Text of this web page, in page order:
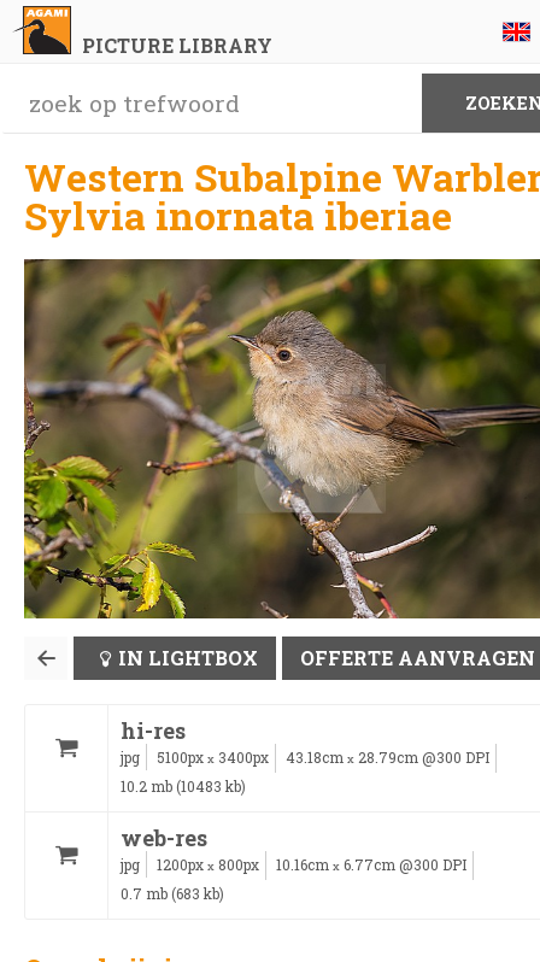
PICTURE LIBRARY
Western Subalpine
Sylvia inornata iberiae
IN LIGHTBOX OFFERTE AANVRAGEN
hi-res
jpg 5100px x 3400px 43.18cm x 28.79cm @300 DPI
10.2 mb (10483 kb)
web-res
jpg 1200px x 800px 10.16cm x 6.77cm @300 DPI
0.7 mb (683 kb)